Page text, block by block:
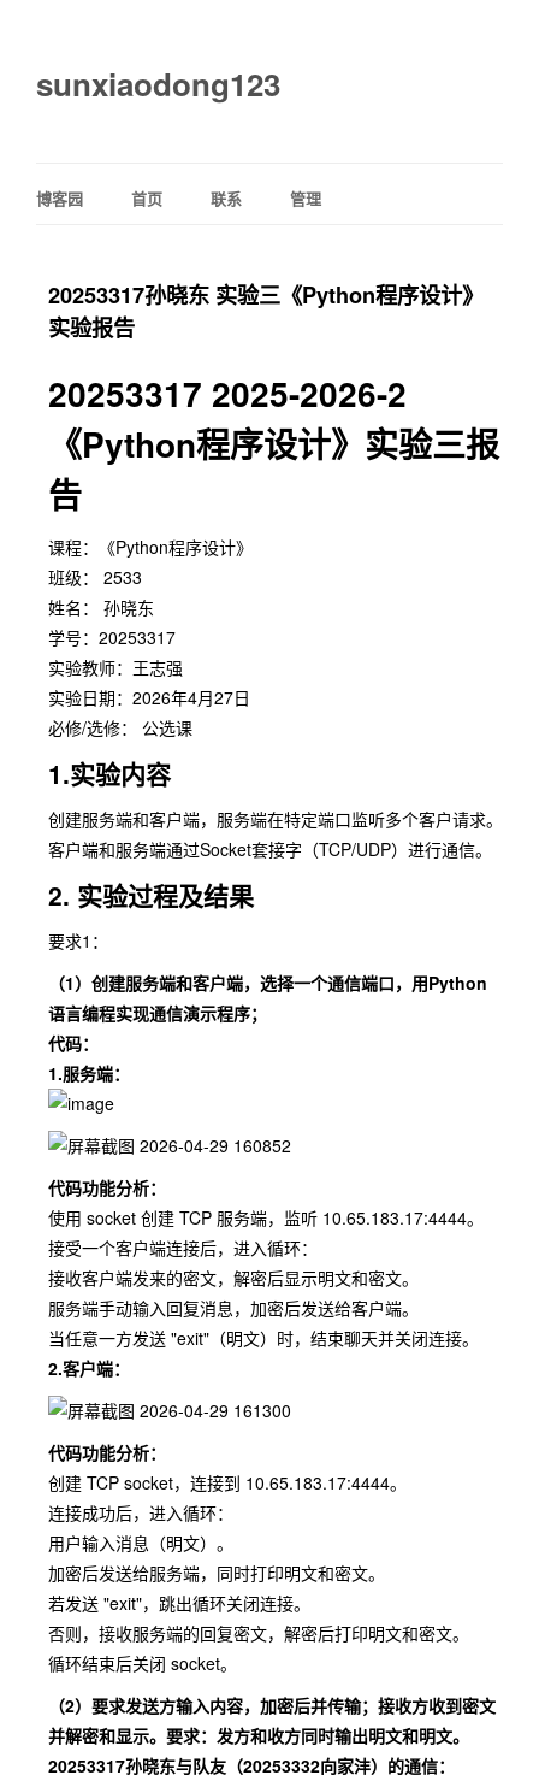
sunxiaodong123
博客园 首页 联系 管理
20253317孙晓东 实验三《Python程序设计》
实验报告
20253317 2025-2026-2
《Python程序设计》实验三报
告
课程：《Python程序设计》
班级： 2533
姓名： 孙晓东
学号：20253317
实验教师：王志强
实验日期：2026年4月27日
必修/选修： 公选课
1.实验内容
创建服务端和客户端，服务端在特定端口监听多个客户请求。
客户端和服务端通过Socket套接字（TCP/UDP）进行通信。
2. 实验过程及结果
要求1：
（1）创建服务端和客户端，选择一个通信端口，用Python
语言编程实现通信演示程序；
代码：
1.服务端：
代码功能分析：
使用 socket 创建 TCP 服务端，监听 10.65.183.17:4444。
接受一个客户端连接后，进入循环：
接收客户端发来的密文，解密后显示明文和密文。
服务端手动输入回复消息，加密后发送给客户端。
当任意一方发送 "exit"（明文）时，结束聊天并关闭连接。
2.客户端：
代码功能分析：
创建 TCP socket，连接到 10.65.183.17:4444。
连接成功后，进入循环：
用户输入消息（明文）。
加密后发送给服务端，同时打印明文和密文。
若发送 "exit"，跳出循环关闭连接。
否则，接收服务端的回复密文，解密后打印明文和密文。
循环结束后关闭 socket。
（2）要求发送方输入内容，加密后并传输；接收方收到密文
并解密和显示。要求：发方和收方同时输出明文和明文。
20253317孙晓东与队友（20253332向家沣）的通信：